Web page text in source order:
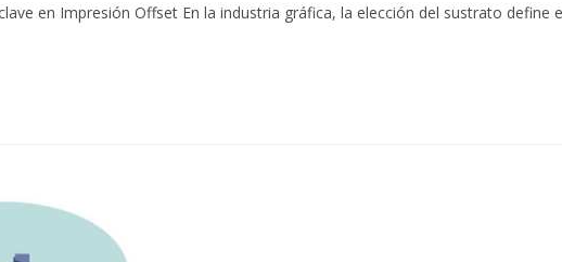
en Impresión Offset En la industria gráfica, la elección del sustrato define